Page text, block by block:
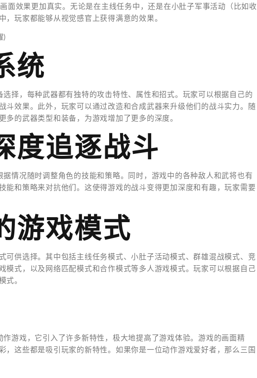
面效果更加真实。无论是在主线任务中，还是在小肚子军事活动（比如收
，玩家都能够从视觉感官上获得满意的效果。
统
择，每种武器都有独特的攻击特性、属性和招式。玩家可以根据自己的
斗效果。此外，玩家可以通过改造和合成武器来升级他们的战斗实力。随
多的武器类型和装备，为游戏增加了更多的深度。
度追逐战斗
情况随时调整角色的技能和策略。同时，游戏中的各种敌人和武将也有
能和策略来对抗他们。这使得游戏的战斗变得更加深度和有趣，玩家需要
游戏模式
可供选择。其中包括主线任务模式、小肚子活动模式、群雄混战模式、竞
模式，以及网络匹配模式和合作模式等多人游戏模式。玩家可以根据自己
式。
游戏，它引入了许多新特性，极大地提高了游戏体验。游戏的画面精
，这些都是吸引玩家的新特性。如果你是一位动作游戏爱好者，那么三国